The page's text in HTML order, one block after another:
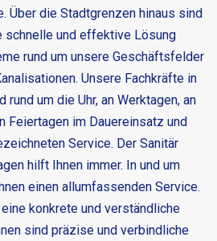
Über die Stadtgrenzen hinaus sind
schnelle und effektive Lösung
rund um unsere Geschäftsfelder
Unsere Fachkräfte in
rund um die Uhr, an Werktagen, an
Feiertagen im Dauereinsatz und
Service. Der Sanitär
hilft Ihnen immer. In und um
einen allumfassenden Service.
konkrete und verständliche
sind präzise und verbindliche